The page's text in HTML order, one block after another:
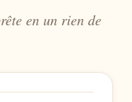
en un rien de